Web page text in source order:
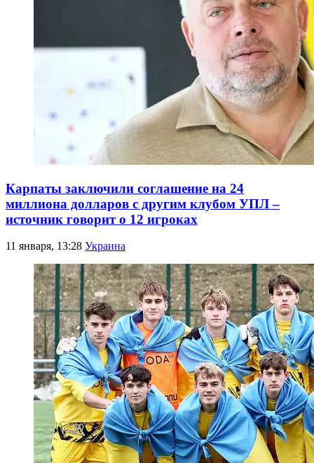
Карпаты заключили соглашение на 24
миллиона долларов с другим клубом УПЛ –
источник говорит о 12 игроках
11 января, 13:28 Украина